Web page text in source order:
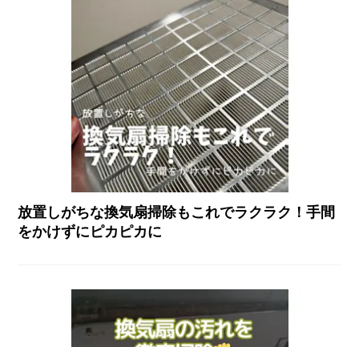
放置しがちな換気扇掃除もこれでラクラク！手間
をかけずにピカピカに